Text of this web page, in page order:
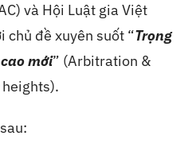
và Hội Luật gia Việt
chủ đề xuyên suốt “Trọng
mới” (Arbitration &